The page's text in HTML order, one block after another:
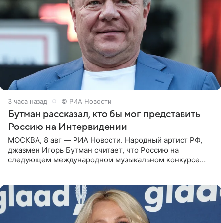
3 часа назад © РИА Новости
Бутман рассказал, кто бы мог представить
Россию на Интервидении
МОСКВА, 8 авг — РИА Новости. Народный артист РФ,
джазмен Игорь Бутман считает, что Россию на
следующем международном музыкальном конкурсе